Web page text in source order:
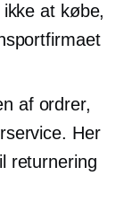
at købe,
af ​​ordrer,
Her
returnering